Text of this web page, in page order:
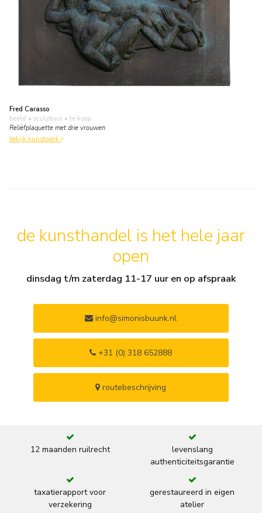
Fred Carasso
beeld • sculptuur • te koop
Reliëfplaquette met drie vrouwen
bekijk kunstwerk
de kunsthandel is het hele jaar
open
dinsdag t/m zaterdag 11-17 uur en op afspraak
info@simonisbuunk.nl
+31 (0) 318 652888
routebeschrijving
12 maanden ruilrecht
levenslang
authenticiteitsgarantie
taxatierapport voor
verzekering
gerestaureerd in eigen
atelier